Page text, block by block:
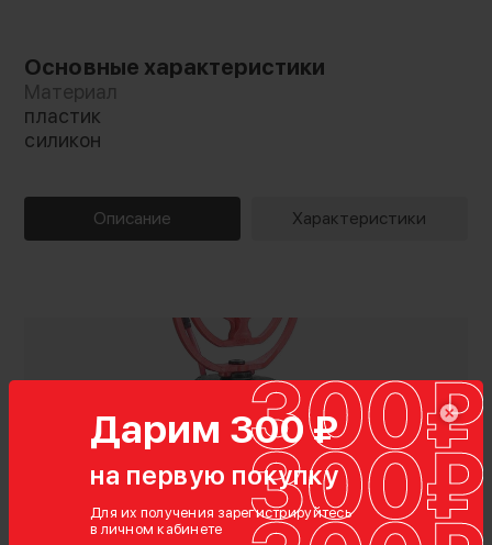
Дарим 300 ₽
на первую покупку
Для их получения зарегистрируйтесь
в личном кабинете
Основные характеристики
Материал
пластик
силикон
Описание Характеристики